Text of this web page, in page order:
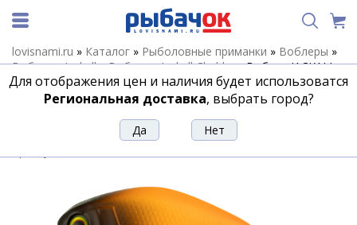
lovisnami.ru » Каталог » Рыболовные приманки » Воблеры »
Воблеры Jackall»Воблеры Jackall Chubby»Воблер JACKALL
Chubby 41 SSR цв. pellet orange
Воблер JACKALL Chubby 41 SSR цв.
pellet orange
Для отображения цен и наличия будет использоватся
Региональная доставка, выбрать город?